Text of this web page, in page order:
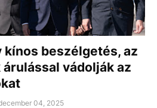
beszélgetés, az
vádolják az
04, 2025